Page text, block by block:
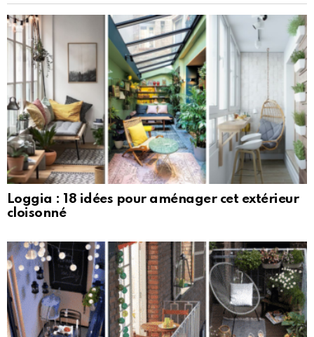
Loggia : 18 idées pour aménager cet extérieur
cloisonné